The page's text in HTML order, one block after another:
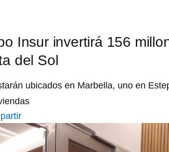
Insur invertirá 156
del Sol
ubicados en Marbella, uno en